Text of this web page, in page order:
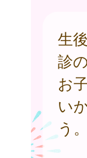
生
診
お
い
う